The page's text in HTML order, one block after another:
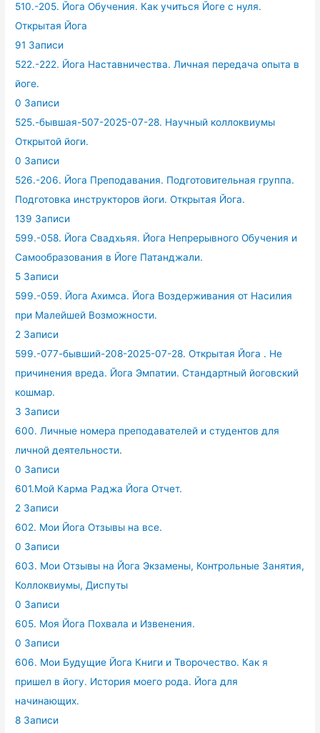
510.-205. Йога Обучения. Как учиться Йоге с нуля.
Открытая Йога
91 Записи
522.-222. Йога Наставничества. Личная передача опыта в
йоге.
0 Записи
525.-бывшая-507-2025-07-28. Научный коллоквиумы
Открытой йоги.
0 Записи
526.-206. Йога Преподавания. Подготовительная группа.
Подготовка инструкторов йоги. Открытая Йога.
139 Записи
599.-058. Йога Свадхьяя. Йога Непрерывного Обучения и
Самообразования в Йоге Патанджали.
5 Записи
599.-059. Йога Ахимса. Йога Воздерживания от Насилия
при Малейшей Возможности.
2 Записи
599.-077-бывший-208-2025-07-28. Открытая Йога . Не
причинения вреда. Йога Эмпатии. Стандартный йоговский
кошмар.
3 Записи
600. Личные номера преподавателей и студентов для
личной деятельности.
0 Записи
601.Мой Карма Раджа Йога Отчет.
2 Записи
602. Мои Йога Отзывы на все.
0 Записи
603. Мои Отзывы на Йога Экзамены, Контрольные Занятия,
Коллоквиумы, Диспуты
0 Записи
605. Моя Йога Похвала и Извенения.
0 Записи
606. Мои Будущие Йога Книги и Творочество. Как я
пришел в йогу. История моего рода. Йога для
начинающих.
8 Записи